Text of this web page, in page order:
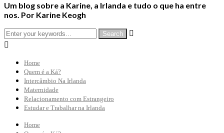
Um blog sobre a Karine, a Irlanda e tudo o que ha entre
nos. Por Karine Keogh


Home
Quem é a Ká?
Intercâmbio Na Irlanda
Maternidade
Relacionamento com Estrangeiro
Estudar e Trabalhar na Irlanda
Home